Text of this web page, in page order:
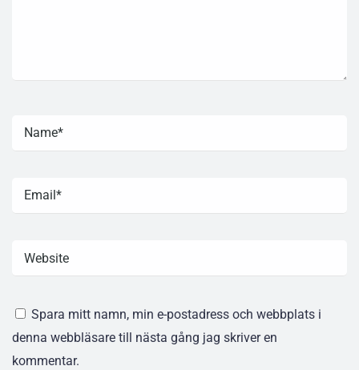
Spara mitt namn, min e-postadress och webbplats i
denna webbläsare till nästa gång jag skriver en
kommentar.